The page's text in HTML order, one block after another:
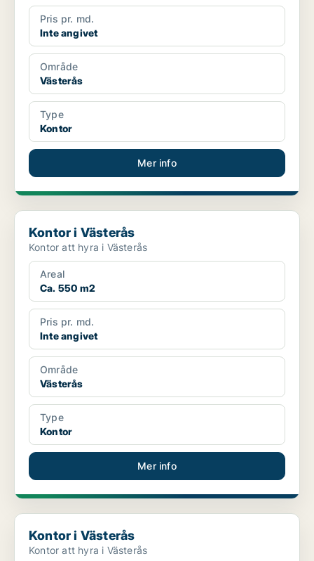
Pris pr. md.
Inte angivet
Område
Västerås
Type
Kontor
Mer info
Kontor i Västerås
Kontor i Västerås
Kontor att hyra i Västerås
Areal
Ca. 550 m2
Pris pr. md.
Inte angivet
Område
Västerås
Type
Kontor
Mer info
Kontor i Västerås
Kontor i Västerås
Kontor att hyra i Västerås